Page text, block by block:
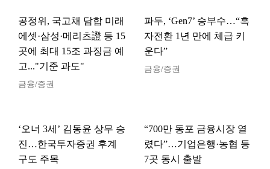
공정위, 국고채 담합 미래
에셋·삼성·메리츠證 등 15
곳에 최대 15조 과징금 예
고..."기준 과도"
금융/증권
파두, ‘Gen7’ 승부수…“흑
자전환 1년 만에 체급 키
운다”
금융/증권
‘오너 3세’ 김동윤 상무 승
진…한국투자증권 후계
구도 주목
“700만 동포 금융시장 열
렸다”…기업은행·농협 등
7곳 동시 출발